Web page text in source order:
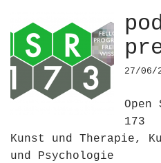
27/06/
Open
173
Kunst und Therapie,
und Psychologie